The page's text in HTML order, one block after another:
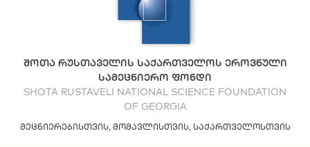
ᲨᲝᲗᲐ ᲠᲣᲡᲗᲐᲕᲔᲚᲘᲡ ᲡᲐᲥᲐᲠᲗᲕᲔᲚᲝᲡ ᲔᲠᲝᲕᲜᲣᲚᲘ
ᲡᲐᲛᲔᲪᲜᲘᲔᲠᲝ ᲤᲝᲜᲓᲘ
SHOTA RUSTAVELI NATIONAL SCIENCE FOUNDATION
OF GEORGIA
ᲛᲔᲪᲜᲘᲔᲠᲔᲑᲘᲡᲗᲕᲘᲡ, ᲛᲝᲛᲐᲕᲚᲘᲡᲗᲕᲘᲡ, ᲡᲐᲥᲐᲠᲗᲕᲔᲚᲝᲡᲗᲕᲘᲡ